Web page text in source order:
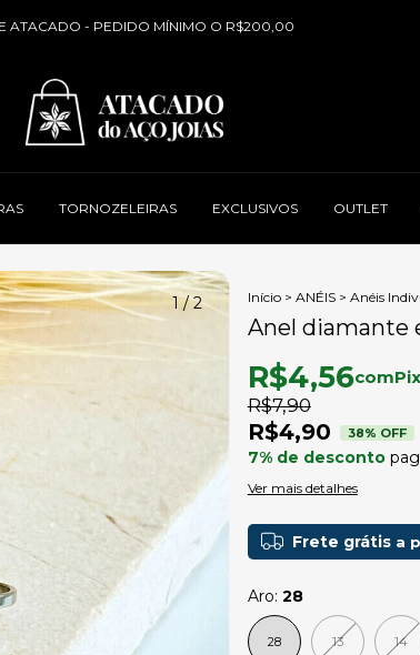
ATACADO - PEDIDO MÍNIMO O R$200,00
TORNOZELEIRAS EXCLUSIVOS OUTLET
1/2 Início > ANÉIS > Anéis
Anel diamante
R$7,90
R$4,90 38% OFF
R$4,56comPix
7% de desconto
Ver mais detalhes
Frete grátis a
Aro: 28
28 13 14